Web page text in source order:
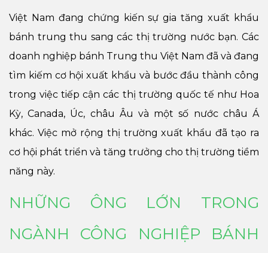
Việt Nam đang chứng kiến sự gia tăng xuất khẩu
bánh trung thu sang các thị trường nước bạn. Các
doanh nghiệp bánh Trung thu Việt Nam đã và đang
tìm kiếm cơ hội xuất khẩu và bước đầu thành công
trong việc tiếp cận các thị trường quốc tế như Hoa
Kỳ, Canada, Úc, châu Âu và một số nước châu Á
khác. Việc mở rộng thị trường xuất khẩu đã tạo ra
cơ hội phát triển và tăng trưởng cho thị trường tiềm
năng này.
NHỮNG ÔNG LỚN TRONG
NGÀNH CÔNG NGHIỆP BÁNH